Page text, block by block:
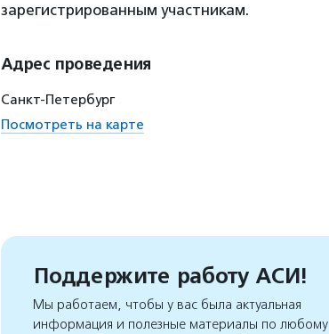
зарегистрированным участникам.
Адрес проведения
Санкт-Петербург
Посмотреть на карте
Поддержите работу АСИ!
Мы работаем, чтобы у вас была актуальная
информация и полезные материалы по любому